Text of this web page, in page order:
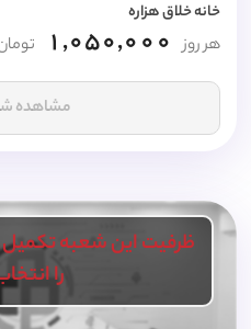
خانه خلاق هزاره
هر روز 1,050,000
مشاهده
ظرفیت این شعبه تکمیل
را